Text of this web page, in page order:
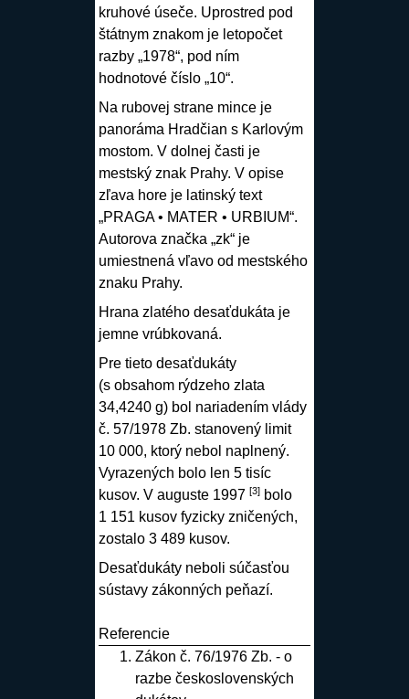
kruhové úseče. Uprostred pod
štátnym znakom je letopočet
razby „1978“, pod ním
hodnotové číslo „10“.
Na rubovej strane mince je
panoráma Hradčian s Karlovým
mostom. V dolnej časti je
mestský znak Prahy. V opise
zľava hore je latinský text
„PRAGA • MATER • URBIUM“.
Autorova značka „zk“ je
umiestnená vľavo od mestského
znaku Prahy.
Hrana zlatého desaťdukáta je
jemne vrúbkovaná.
Pre tieto desaťdukáty
(s obsahom rýdzeho zlata
34,4240 g) bol nariadením vlády
č. 57/1978 Zb. stanovený limit
10 000, ktorý nebol naplnený.
Vyrazených bolo len 5 tisíc
kusov. V auguste 1997 [3]bolo
1 151 kusov fyzicky zničených,
zostalo 3 489 kusov.
Desaťdukáty neboli súčasťou
sústavy zákonných peňazí.
Referencie
Zákon č. 76/1976 Zb. - o
razbe československých